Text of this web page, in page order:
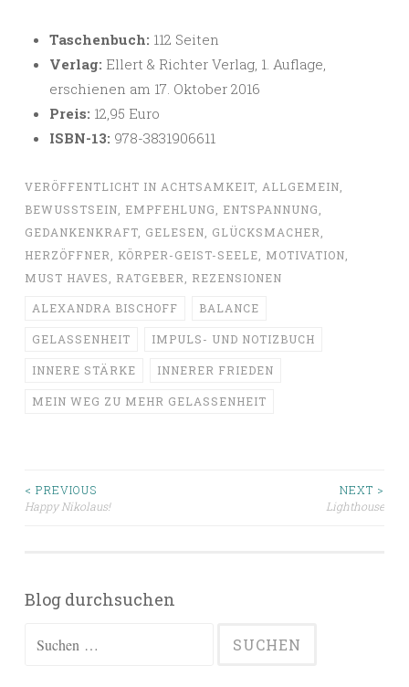
Taschenbuch: 112 Seiten
Verlag: Ellert & Richter Verlag, 1. Auflage,
erschienen am 17. Oktober 2016
Preis: 12,95 Euro
ISBN-13: 978-3831906611
VERÖFFENTLICHT IN ACHTSAMKEIT ALLGEMEIN
BEWUSSTSEIN
EMPFEHLUNG ENTSPANNUNG
GEDANKENKRAFT GELESEN GLÜCKSMACHER
HERZÖFFNER
KÖRPER-GEIST-SEELE MOTIVATION
MUST HAVES
RATGEBER REZENSIONEN
ALEXANDRA BISCHOFF BALANCE
GELASSENHEIT IMPULS- UND NOTIZBUCH
INNERE STÄRKE INNERER FRIEDEN
MEIN WEG ZU MEHR GELASSENHEIT
Beitragsnavigation
< PREVIOUS
Happy Nikolaus!
NEXT >
Lighthouse
Blog durchsuchen
Suchen